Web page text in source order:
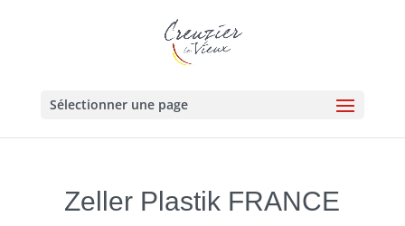
Sélectionner une page
Zeller Plastik FRANCE